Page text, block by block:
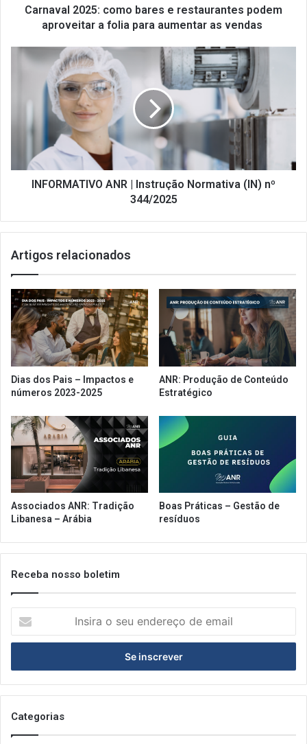
folia
as
vendas
Carnaval 2025: como bares e restaurantes podem
aproveitar a folia para aumentar as vendas
INFORMATIVO
Instrução
Normativa
344/2025
INFORMATIVO ANR | Instrução Normativa (IN) nº
344/2025
Artigos relacionados
Dias dos Pais – Impactos e
números 2023-2025
ANR: Produção de Conteúdo
Estratégico
Associados ANR: Tradição
Libanesa – Arábia
Boas Práticas – Gestão de
resíduos
Receba nosso boletim
seu
de
email
Categorias